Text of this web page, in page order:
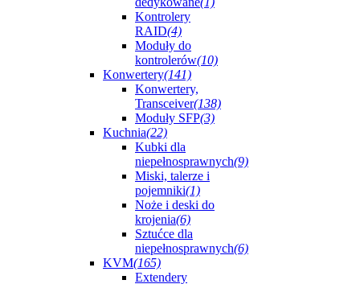
Kontrolery
RAID(4)
Moduły do
kontrolerów(10)
Konwertery(141)
Konwertery,
Transceiver(138)
Moduły SFP(3)
Kuchnia(22)
Kubki dla
niepełnosprawnych(9)
Miski, talerze i
pojemniki(1)
Noże i deski do
krojenia(6)
Sztućce dla
niepełnosprawnych(6)
KVM(165)
Extendery